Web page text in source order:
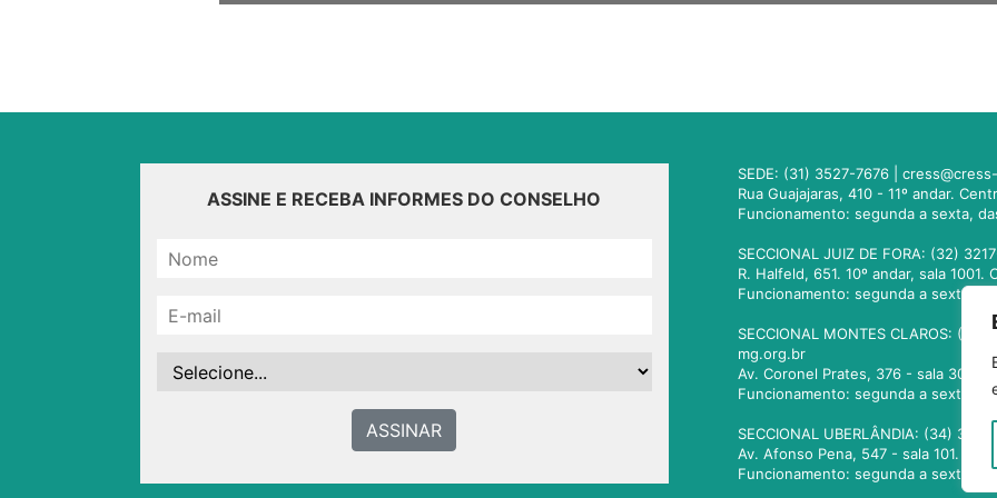
ASSINE E RECEBA INFORMES DO CONSELHO
ASSINAR
SEDE: (31) 3527-7676 |
Rua Guajajaras, 410 - 11º andar.
Funcionamento: segunda a sexta,
SECCIONAL JUIZ DE FORA: (32)
R. Halfeld, 651. 10º andar, sala
Funcionamento: segunda a sexta,
SECCIONAL MONTES CLAROS:
mg.org.br
Av. Coronel Prates, 376 - sala 301.
Funcionamento: segunda a sexta,
SECCIONAL UBERLÂNDIA: (34)
Av. Afonso Pena, 547 - sala 101.
Funcionamento: segunda a sexta,